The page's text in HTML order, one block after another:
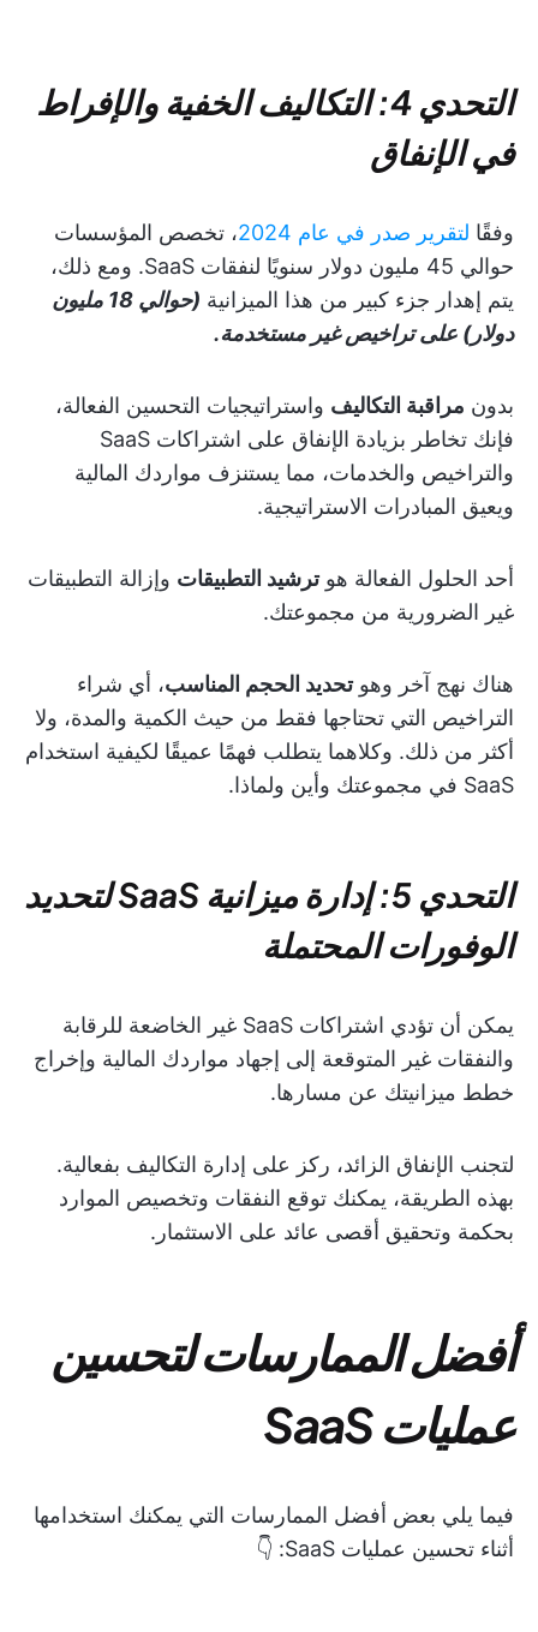
التحدي 4: التكاليف الخفية والإفراط
في الإنفاق
وفقًا لتقرير صدر في عام 2024
، تخصص المؤسسات
حوالي 45 مليون دولار سنويًا لنفقات SaaS. ومع ذلك،
يتم إهدار جزء كبير من هذا الميزانية
(حوالي 18 مليون
دولار) على تراخيص غير مستخدمة.
بدون مراقبة التكاليف واستراتيجيات التحسين الفعالة،
فإنك تخاطر بزيادة الإنفاق على اشتراكات SaaS
والتراخيص والخدمات، مما يستنزف مواردك المالية
ويعيق المبادرات الاستراتيجية.
أحد الحلول الفعالة هوترشيد التطبيقات وإزالة التطبيقات
غير الضرورية من مجموعتك.
هناك نهج آخر وهوتحديد الحجم المناسب، أي شراء
التراخيص التي تحتاجها فقط من حيث الكمية والمدة، ولا
أكثر من ذلك. وكلاهما يتطلب فهمًا عميقًا لكيفية استخدام
SaaS في مجموعتك وأين ولماذا.
التحدي 5: إدارة ميزانية SaaS لتحديد
الوفورات المحتملة
يمكن أن تؤدي اشتراكات SaaS غير الخاضعة للرقابة
والنفقات غير المتوقعة إلى إجهاد مواردك المالية وإخراج
خطط ميزانيتك عن مسارها.
لتجنب الإنفاق الزائد، ركز على إدارة التكاليف بفعالية.
بهذه الطريقة، يمكنك توقع النفقات وتخصيص الموارد
بحكمة وتحقيق أقصى عائد على الاستثمار.
أفضل الممارسات لتحسين
عمليات SaaS
فيما يلي بعض أفضل الممارسات التي يمكنك استخدامها
أثناء تحسين عمليات SaaS: 👇